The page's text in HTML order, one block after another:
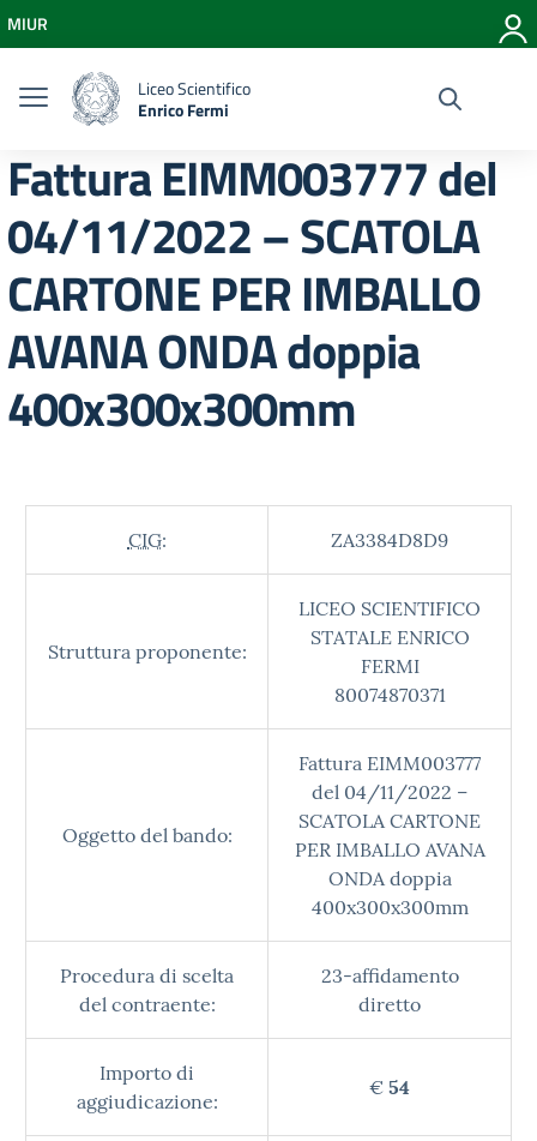
Vai al menu di navigazione
Vai al footer
MIUR
Liceo Scientifico
Enrico Fermi
Fattura EIMM003777 del
04/11/2022 – SCATOLA
CARTONE PER IMBALLO
AVANA ONDA doppia
400x300x300mm
CIG: ZA3384D8D9
Struttura proponente:
LICEO SCIENTIFICO
STATALE ENRICO
FERMI
80074870371
Oggetto del bando:
Fattura EIMM003777
del 04/11/2022 –
SCATOLA CARTONE
PER IMBALLO AVANA
ONDA doppia
400x300x300mm
Procedura di scelta
del contraente:
23-affidamento
diretto
Importo di
aggiudicazione:
€ 54